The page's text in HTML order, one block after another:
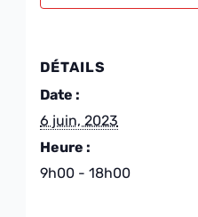
DÉTAILS
Date :
6 juin, 2023
Heure :
9h00 - 18h00